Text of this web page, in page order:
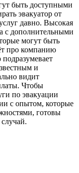
быть доступными
эвакуатор от
давно. Высокая
с дополнительными
могут быть
про компанию
и
видит
Чтобы
по эвакуации
с опытом, которые
готовы